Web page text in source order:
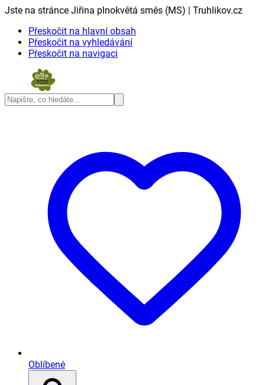
Jste na stránce Jiřina plnokvětá směs (MS) | Truhlikov.cz
Přeskočit na hlavní obsah
Přeskočit na vyhledávání
Přeskočit na navigaci
Oblíbené